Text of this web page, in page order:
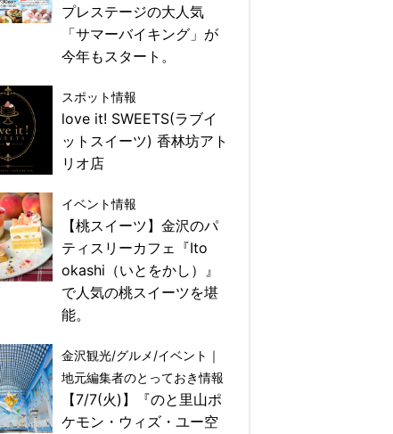
プレステージの大人気
「サマーバイキング」が
今年もスタート。
スポット情報
love it! SWEETS(ラブイ
ットスイーツ) 香林坊アト
リオ店
イベント情報
【桃スイーツ】金沢のパ
ティスリーカフェ『Ito
okashi（いとをかし）』
で人気の桃スイーツを堪
能。
金沢観光/グルメ/イベント｜
地元編集者のとっておき情報
【7/7(火)】『のと里山ポ
ケモン・ウィズ・ユー空